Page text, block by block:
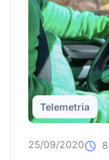
Telemetria
25/09/2020